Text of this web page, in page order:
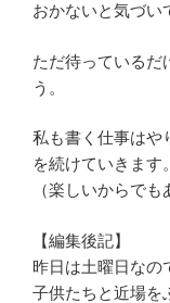
おかないと気づい
ただ待っているだ
う。
私も書く仕事はや
を続けていきます。
（楽しいからでも
【編集後記】
昨日は土曜日なの
子供たちと近場を